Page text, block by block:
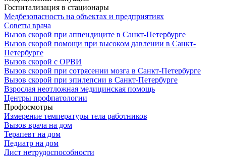
Госпитализация в стационары
Медбезопасность на объектах и предприятиях
Советы врача
Вызов скорой при аппендиците в Санкт-Петербурге
Вызов скорой помощи при высоком давлении в Санкт-
Петербурге
Вызов скорой с ОРВИ
Вызов скорой при сотрясении мозга в Санкт-Петербурге
Вызов скорой при эпилепсии в Санкт-Петербурге
Взрослая неотложная медицинская помощь
Центры профпатологии
Профосмотры
Измерение температуры тела работников
Вызов врача на дом
Терапевт на дом
Педиатр на дом
Лист нетрудоспособности